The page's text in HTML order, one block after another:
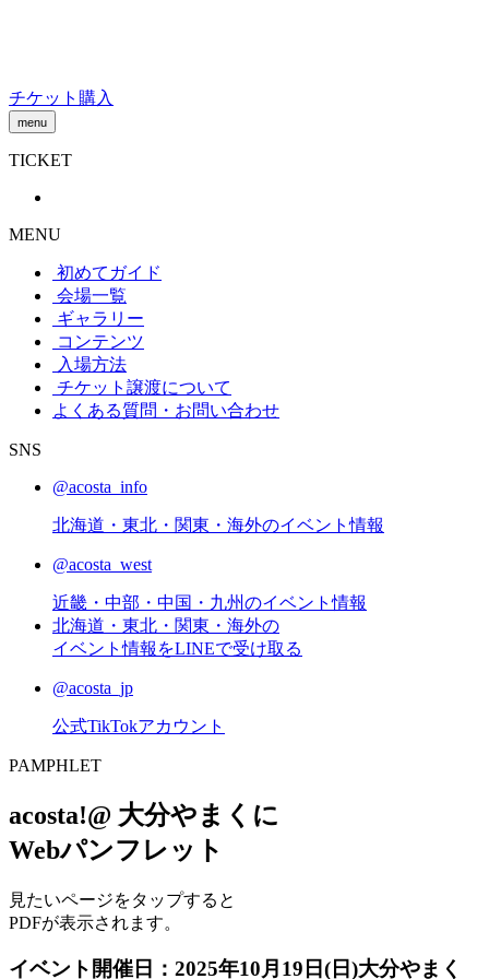
チケット購入
menu
TICKET
MENU
初めてガイド
会場一覧
ギャラリー
コンテンツ
入場方法
チケット譲渡について
よくある質問・お問い合わせ
SNS
@acosta_info
北海道・東北・関東・海外のイベント情報
@acosta_west
近畿・中部・中国・九州のイベント情報
北海道・東北・関東・海外の
イベント情報をLINEで受け取る
@acosta_jp
公式TikTokアカウント
PAMPHLET
acosta!@ 大分やまくに
Webパンフレット
見たいページをタップすると
PDFが表示されます。
イベント開催日： 2025年10月19日(日)大分やまく